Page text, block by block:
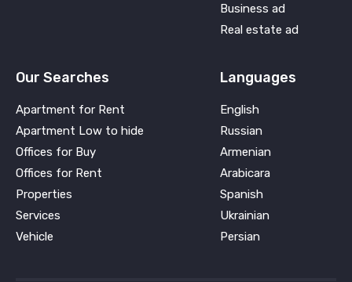
Business ad
Real estate ad
Our Searches
Apartment for Rent
Apartment Low to hide
Offices for Buy
Offices for Rent
Properties
Services
Vehicle
Languages
English
Russian
Armenian
Arabicara
Spanish
Ukrainian
Persian